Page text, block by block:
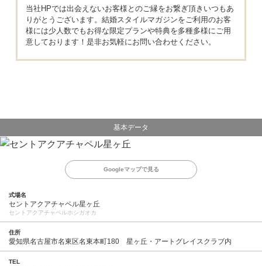
当社HPでは出会えないお客様とのご縁をお繋ぎ頂きいつもあ
りがとうございます。結婚スタイルマガジンをご利用のお客
様には少人数でもお得な限定プランや特典を多種多様にご用
意しております！是非お気軽にお問い合わせください。
基本データ
Googleマップで見る
式場名
セントアクアチャペル星ヶ丘
セントアクアチャペルホシガオカ
住所
愛知県名古屋市名東区名東本町180 星ヶ丘・アートグレイスクラブ内
TEL